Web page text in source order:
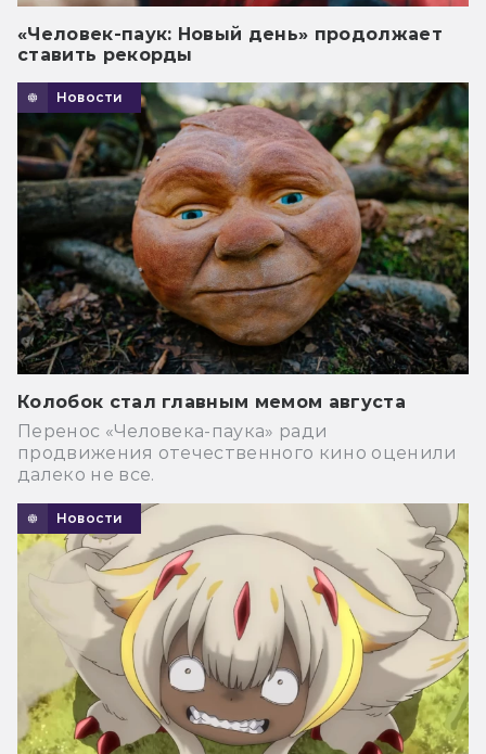
«Человек-паук: Новый день» продолжает
ставить рекорды
Новости
Колобок стал главным мемом августа
Перенос «Человека-паука» ради
продвижения отечественного кино оценили
далеко не все.
Новости